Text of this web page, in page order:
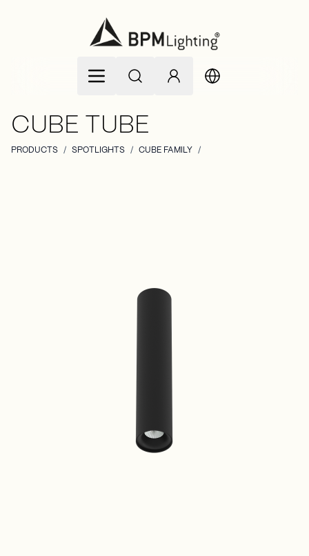
CUBE TUBE
PRODUCTS / SPOTLIGHTS / CUBE FAMILY /